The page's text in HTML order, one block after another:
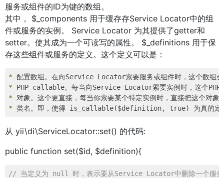
服务或组件的ID为键的数组。
其中， $_components 用于缓存存Service Locator中的组
件或服务的实例。 Service Locator 为其提供了getter和
setter。使其成为一个可读写的属性。 $_definitions 用于保
存这些组件或服务的定义。这个定义可以是：
*
*
*
*
从 yii\di\ServiceLocator::set() 的代码:
public function set($id, $definition){
// 当定义为 null 时，表示要从Service Locator中删除一个服务